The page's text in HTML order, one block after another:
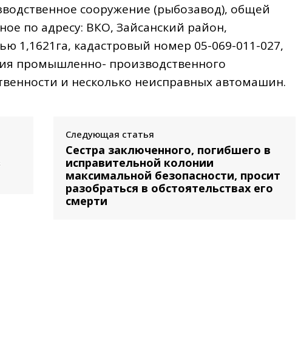
сооружение (рыбозавод), общей
по адресу: ВКО, Зайсанский район,
1,1621га, кадастровый номер 05-069-011-027,
промышленно- производственного
и несколько неисправных автомашин.
Следующая статья
Сестра заключенного, погибшего в
исправительной колонии
максимальной безопасности, просит
разобраться в обстоятельствах его
смерти